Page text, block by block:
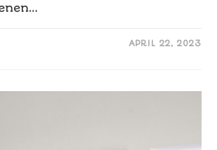
APRIL 22, 2023